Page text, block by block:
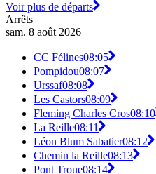
Voir plus de départs
Arrêts
sam. 8 août 2026
CC Félines08:05
Pompidou08:07
Urssaf08:08
Les Castors08:09
Fleming Charles Cros08:10
La Reille08:11
Léon Blum Sabatier08:12
Chemin la Reille08:13
Pont Troue08:14